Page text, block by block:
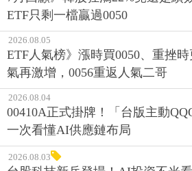
ETF只剩一檔贏過0050
2026.08.05
ETF人氣榜》漲時買0050、重挫
氣再激增，0056重返人氣二哥
2026.08.04
00410A正式掛牌！「台版主動
一次看懂AI供應鏈布局
2026.08.03